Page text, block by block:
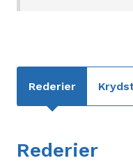
Rederier
Rederier